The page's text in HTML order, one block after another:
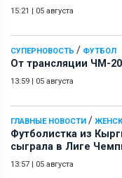
15:21 | 05 августа
СУПЕРНОВОСТЬ / ФУТБОЛ
От трансляции ЧМ-
13:59 | 05 августа
ГЛАВНЫЕ НОВОСТИ /
Футболистка из
сыграла в Лиге
13:57 | 05 августа